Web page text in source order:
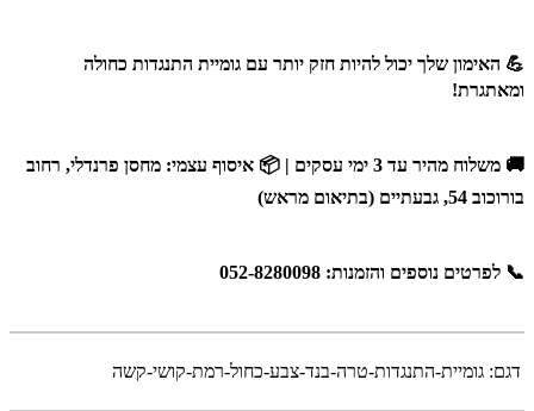
💪 האימון שלך יכול להיות חזק יותר עם גומיית התנגדות כחולה
ומאתגרת!
🚚 משלוח מהיר עד 3 ימי עסקים | 📦 איסוף עצמי: מחסן פרנדלי, רחוב
בורוכוב 54, גבעתיים (בתיאום מראש)
📞 לפרטים נוספים והזמנות: 052-8280098
דגם: גומיית-התנגדות-טרה-בנד-צבע-כחול-רמת-קושי-קשה